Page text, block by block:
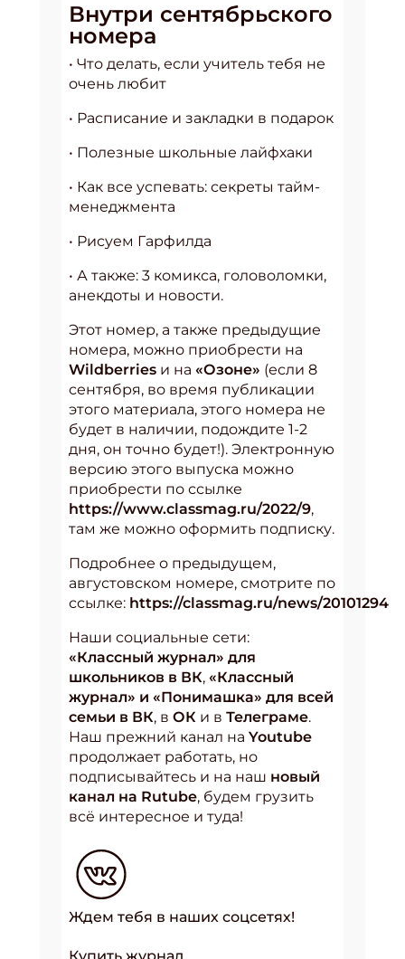
Внутри сентябрьского
номера
• Что делать, если учитель тебя не
очень любит
• Расписание и закладки в подарок
• Полезные школьные лайфхаки
• Как все успевать: секреты тайм-
менеджмента
• Рисуем Гарфилда
• А также: 3 комикса, головоломки,
анекдоты и новости.
Этот номер, а также предыдущие
номера, можно приобрести на
Wildberries и на «Озоне» (если 8
сентября, во время публикации
этого материала, этого номера не
будет в наличии, подождите 1-2
дня, он точно будет!). Электронную
версию этого выпуска можно
приобрести по ссылке
https://www.classmag.ru/2022/9,
там же можно оформить подписку.
Подробнее о предыдущем,
августовском номере, смотрите по
ссылке: https://classmag.ru/news/20101294
Наши социальные сети:
«Классный журнал» для
школьников в ВК, «Классный
журнал» и «Понимашка» для всей
семьи в ВК, в ОК и в Телеграме.
Наш прежний канал на Youtube
продолжает работать, но
подписывайтесь и на наш новый
канал на Rutube, будем грузить
всё интересное и туда!
Ждем тебя в наших соцсетях!